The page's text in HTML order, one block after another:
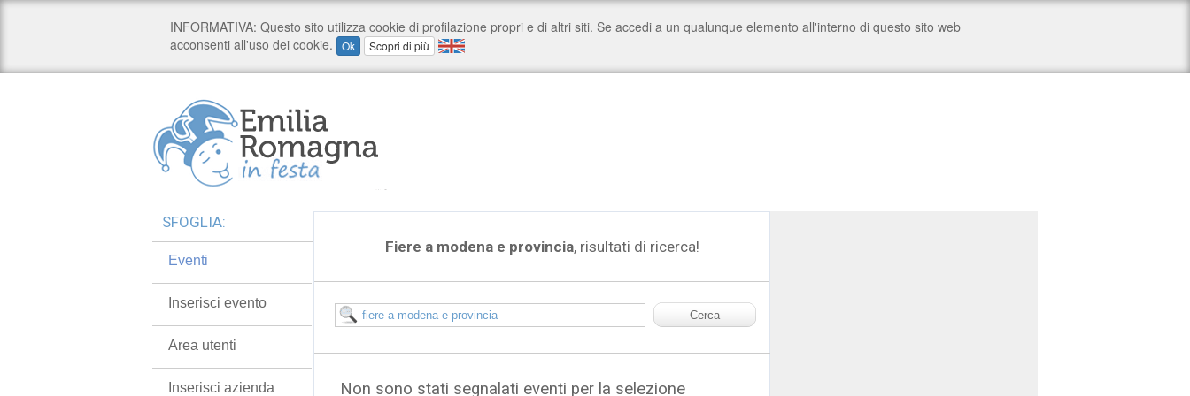
Fiere a modena e provincia, risultati di ricerca!
Non sono stati segnalati eventi per la selezione
SFOGLIA:
Eventi
Inserisci evento
Area utenti
Inserisci azienda